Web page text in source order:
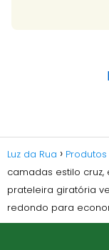
Luz da Rua Produtos
camadas estilo cruz,
prateleira giratória
redondo para